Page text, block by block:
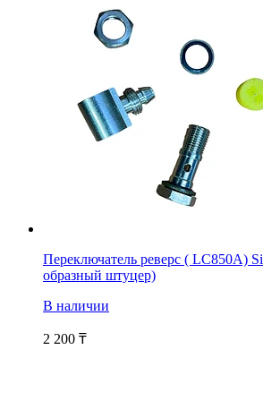
Переключатель реверс ( LC850A)
образный штуцер)
В наличии
2 200 ₸